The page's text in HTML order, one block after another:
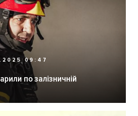
09:47
по залізничній